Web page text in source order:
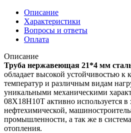
Описание
Характеристики
Вопросы и ответы
Оплата
Описание
Труба нержавеющая 21*4 мм
обладает высокой устойчивостью к
температур и различным видам
уникальными механическими
08Х18Н10Т активно используется в
нефтехимической,
промышленности, а так же в
отопления.